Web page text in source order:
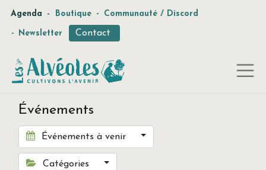
Agenda - Boutique - Communauté / Discord
- Newsletter Contact
Événements
Événements à venir
Catégories